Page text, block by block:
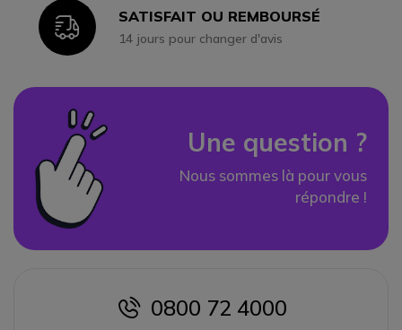
IconSATISFAIT OU REMBOURSÉ
14 jours pour changer d'avis
Une question ?
Nous sommes là pour vous
répondre !
icon
0800 72 4000